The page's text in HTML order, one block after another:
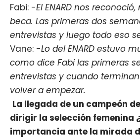
Fabi: -El ENARD nos
beca. Las primeras dos
entrevistas y luego todo eso
Vane: -Lo del ENARD estuvo
como dice Fabi las primeras
entrevistas y cuando
volver a empezar.
La llegada de un campeón
dirigir la selección femenina
importancia ante la mirada